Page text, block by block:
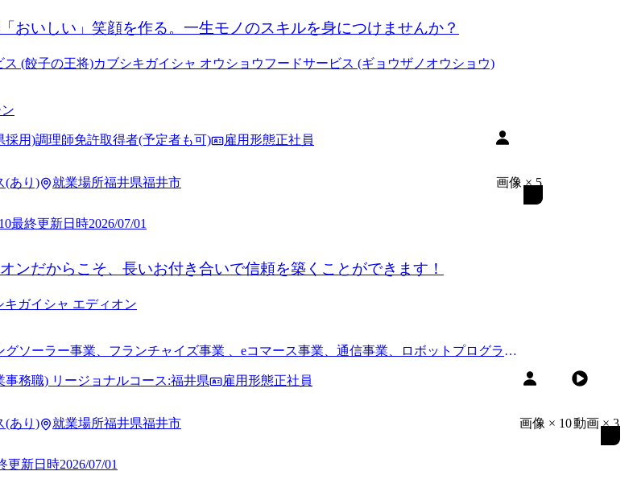
おいしい」笑顔を作る。一生モノのスキルを身につけませんか？
ス (餃子の王将)カブシキガイシャ オウショウフードサービス (ギョウザノオウショウ)
採用)調理師免許取得者(予定者も可) 雇用形態正社員
(あり) 就業場所福井県福井市 画像×5
最終更新日時2026/07/01
ンだからこそ、長いお付き合いで信頼を築くことができます！
キガイシャ エディオン
グソーラー事業、フランチャイズ事業 、eコマース事業、通信事業、ロボットプログラミ
事務職) リージョナルコース:福井県 雇用形態正社員
(あり) 就業場所福井県福井市 画像 × 10動画×3
更新日時2026/07/01